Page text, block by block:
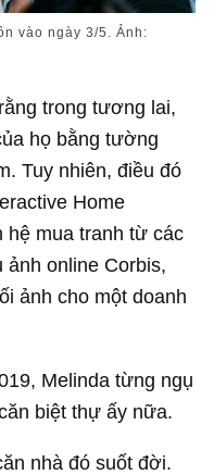
vào ngày 3/5. Ảnh:
trong tương lai,
họ bằng tường
Tuy nhiên, điều đó
Home
hệ mua tranh từ các
online Corbis,
ảnh cho một doanh
Melinda từng ngụ
biệt thự ấy nữa.
nhà đó suốt đời.